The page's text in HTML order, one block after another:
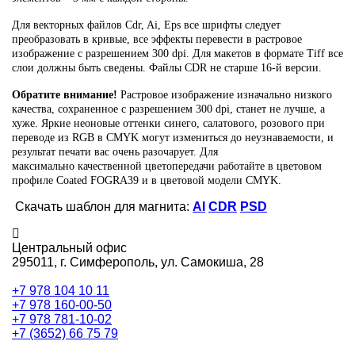
Для векторных файлов Cdr, Ai, Eps все шрифты следует
преобразовать в кривые, все эффекты перевести в растровое
изображение с разрешением 300 dpi. Для макетов в формате Tiff все
слои должны быть сведены. Файлы CDR не старше 16-й версии.
Обратите внимание! Растровое изображение изначально низкого
качества, сохраненное с разрешением 300 dpi, станет не лучше, а
хуже. Яркие неоновые оттенки синего, салатового, розового при
переводе из RGB в CMYK могут измениться до неузнаваемости, и
результат печати вас очень разочарует. Для
максимально качественной цветопередачи работайте в цветовом
профиле Coated FOGRA39 и в цветовой модели CMYK.
Скачать шаблон для магнита: AI CDR PSD
Центральный офис
295011, г. Симферополь, ул. Самокиша, 28
+7 978 104 10 11
+7 978 160-00-50
+7 978 781-10-02
+7 (3652) 66 75 79